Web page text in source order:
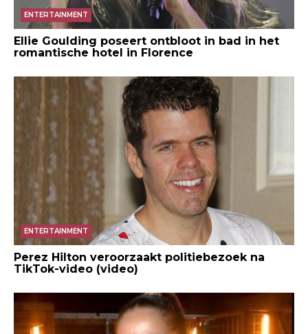
ENTERTAINMENT
Ellie Goulding poseert ontbloot in bad in het
romantische hotel in Florence
ENTERTAINMENT
Perez Hilton veroorzaakt politiebezoek na
TikTok-video (video)